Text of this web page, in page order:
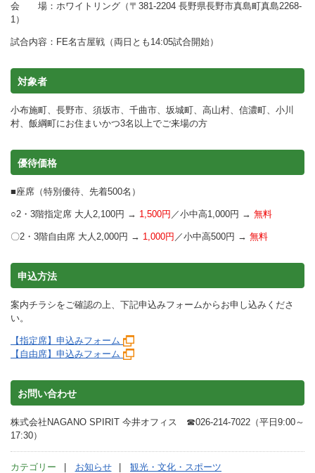
会 場：ホワイトリング（〒381-2204 長野県長野市真島町真島2268-
1）
試合内容：FE名古屋戦（両日とも14:05試合開始）
対象者
⼩布施町、⻑野市、須坂市、千曲市、坂城町、⾼⼭村、信濃町、⼩川
村、飯綱町にお住まいかつ3名以上でご来場の⽅
優待価格
■座席（特別優待、先着500名）
○2・3階指定席 大人2,100円 → 1,500円 ／⼩中⾼1,000円 → 無料
〇2・3階自由席 大人2,000円 → 1,000円 ／⼩中⾼500円 → 無料
申込方法
案内チラシをご確認の上、下記申込みフォームからお申し込みくださ
い。
【指定席】申込みフォーム
【自由席】申込みフォーム
お問い合わせ
株式会社NAGANO SPIRIT 今井オフィス ☎026-214-7022（平日9:00～
17:30）
カテゴリー お知らせ 観光・文化・スポーツ